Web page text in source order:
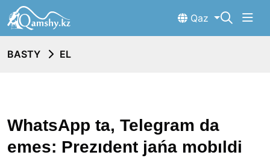
Qaz
BASTY EL
WhatsApp ta, Telegram da
emes: Prezıdent jańa mobıldi